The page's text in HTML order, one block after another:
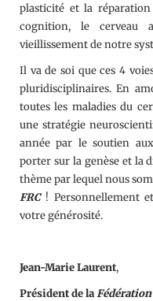
plasticité et la
cognition, le cerveau
vieillissement de notre
Il va de soi que ces 4
pluridisciplinaires. En
toutes les maladies du
une stratégie
année par le soutien
porter sur la genèse et la
thème par lequel nous
FRC! Personnellement
votre générosité.
Jean-Marie Laurent,
Président de laFédération